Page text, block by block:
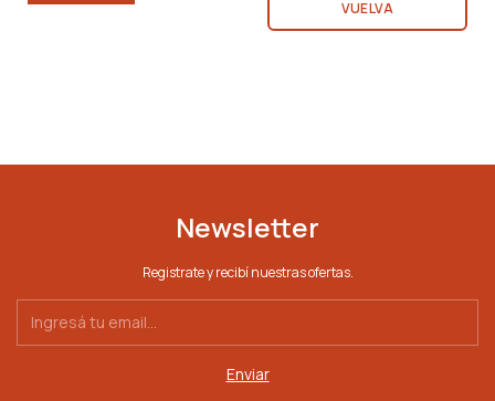
VUELVA
Newsletter
Registrate y recibí nuestras ofertas.